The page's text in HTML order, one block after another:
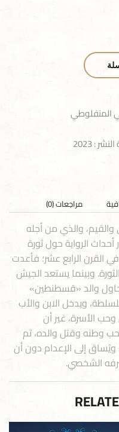
: 2023
مراجعات (0)
والذي من أجله
الرواية حول ثورة
القرن الرابع عشر؛ فأعدت
وبينما يستعد الجيش
والد «قسطنطين»
ويدخل الابن والأب
الأسرة، غير أن
وطنه وقتل والده، ثم
إلى الإعدام دون أن
الشخصي.